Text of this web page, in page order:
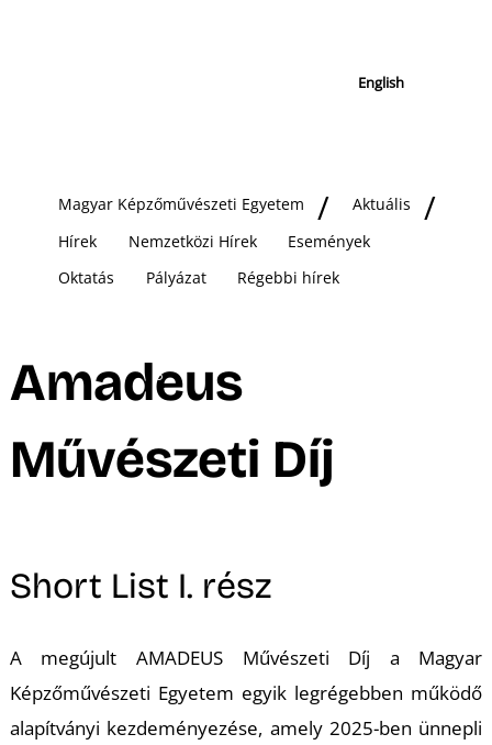
English
Magyar Képzőművészeti Egyetem
Aktuális
Hírek
Nemzetközi Hírek
Események
Oktatás
Pályázat Régebbi hírek
Amadeus
Művészeti Díj
Short List I. rész
A megújult AMADEUS Művészeti Díj a Magyar
Képzőművészeti Egyetem egyik legrégebben működő
alapítványi kezdeményezése, amely 2025-ben ünnepli